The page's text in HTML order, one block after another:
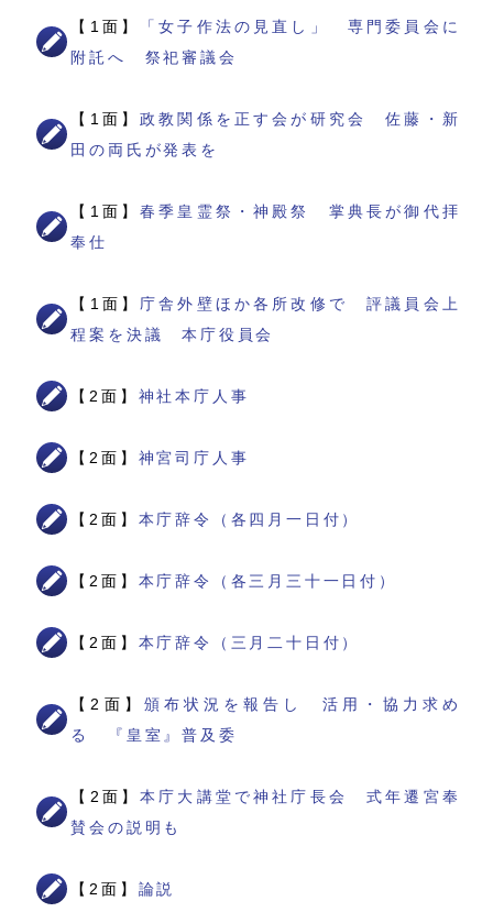
【1面】
「女子作法の見直し」 専門委員会に
附託へ 祭祀審議会
【1面】政教関係を正す会が研究会 佐藤・新
田の両氏が発表を
【1面】春季皇霊祭・神殿祭 掌典長が御代拝
奉仕
【1面】 庁舎外壁ほか各所改修で 評議員会上
程案を決議 本庁役員会
【2面】 神社本庁人事
【2面】 神宮司庁人事
【2面】 本庁辞令（各四月一日付）
【2面】 本庁辞令（各三月三十一日付）
【2面】 本庁辞令（三月二十日付）
【2面】 頒布状況を報告し 活用・協力求め
る 『皇室』普及委
【2面】本庁大講堂で神社庁長会 式年遷宮奉
賛会の説明も
【2面】 論説